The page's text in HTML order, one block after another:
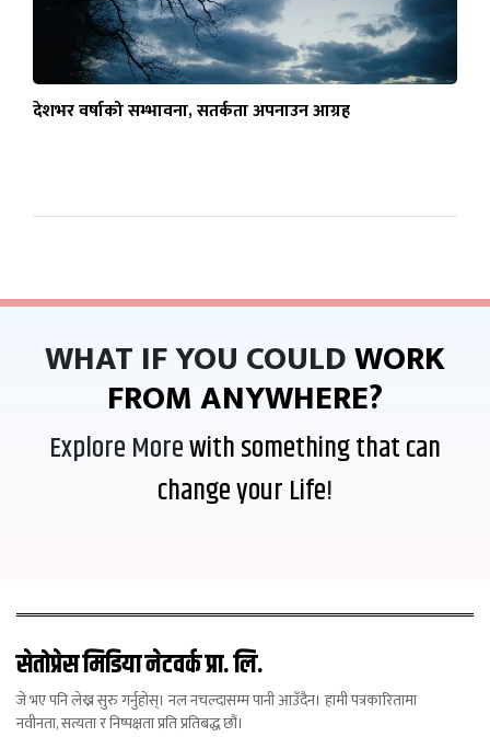
देशभर वर्षाको सम्भावना, सतर्कता अपनाउन आग्रह
WHAT IF YOU COULDWORK
FROM ANYWHERE?
Explore Morewith something that can
change your Life!
सेतोप्रेस मिडिया नेटवर्क प्रा. लि.
जे भए पनि लेख्न सुरु गर्नुहोस्। नल नचल्दासम्म पानी आउँदैन। हामी पत्रकारितामा
नवीनता, सत्यता र निष्पक्षता प्रति प्रतिबद्ध छौं।